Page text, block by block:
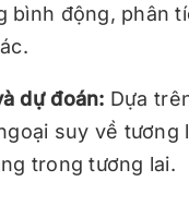
bình động, phân
dự đoán: Dựa
suy về tương
trong tương lai.